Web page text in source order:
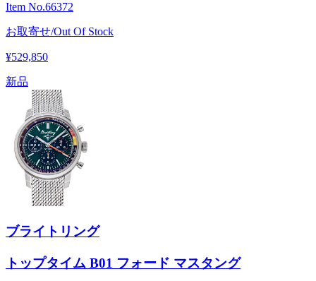
Item No.66372
お取寄せ/Out Of Stock
¥529,850
新品
ブライトリング
トップタイム B01 フォード マスタング